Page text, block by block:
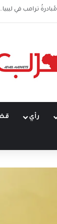
مُبادرةُ ترامب في
رأي